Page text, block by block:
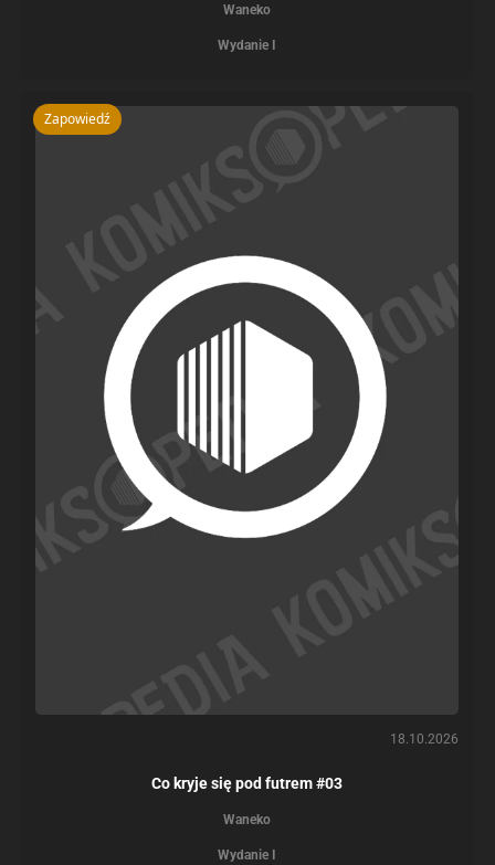
Waneko
Wydanie I
Zapowiedź
18.10.2026
Co kryje się pod futrem #03
Waneko
Wydanie I